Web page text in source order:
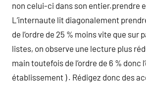
non celui-ci dans son entier.prendre
L’internaute lit diagonalement
de l’ordre de 25 % moins vite que sur
listes, on observe une lecture plus
main toutefois de l’ordre de 6 % donc
établissement ) . Rédigez donc des